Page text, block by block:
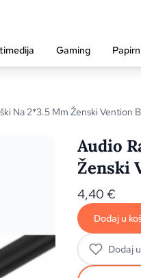
Gaming
Na 2*3.5 Mm Ženski Vention
Audio
Ženski
4,40 €
Dodaj u
Dodaj